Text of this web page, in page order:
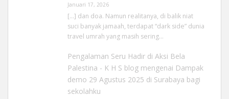
Januari 17, 2026
[…] dan doa. Namun realitanya, di balik niat
suci banyak jamaah, terdapat “dark side” dunia
travel umrah yang masih sering…
Pengalaman Seru Hadir di Aksi Bela
Palestina - K H S blogmengenai Dampak
demo 29 Agustus 2025 di Surabaya bagi
sekolahku